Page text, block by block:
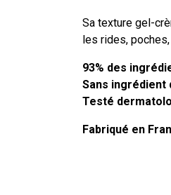
Sa texture gel-
les rides,
93% des
Sans ingrédient
Testé
Fabriqué en